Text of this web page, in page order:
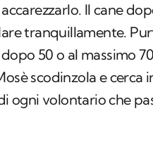
Il cane
tranquillamente.
50 o al massimo
scodinzola e cerca
ogni volontario che